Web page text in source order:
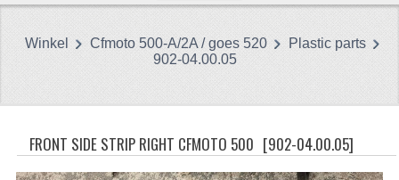
CATEGORIEËN
BRANDSTOF SYSTEEM
Winkel Cfmoto 500-A/2A / goes 520
Plastic parts
902-04.00.05
FRONT SIDE STRIP RIGHT CFMOTO 500 [902-04.00.05]